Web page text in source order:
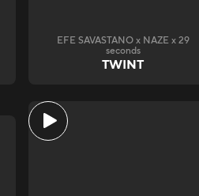
EFE SAVASTANO x NAZE x 29
seconds
TWINT